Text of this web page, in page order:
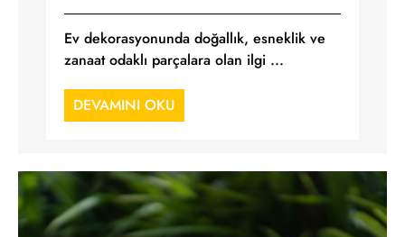
Ev dekorasyonunda doğallık, esneklik ve
zanaat odaklı parçalara olan ilgi ...
DEVAMINI OKU